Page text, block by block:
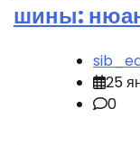
шины:
25
0